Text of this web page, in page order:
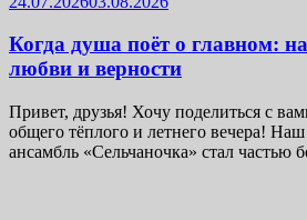
Когда душа поёт о главном:
любви и верности
Привет, друзья! Хочу поделиться с
общего тёплого и летнего вечера!
ансамбль «Сельчаночка» стал частью